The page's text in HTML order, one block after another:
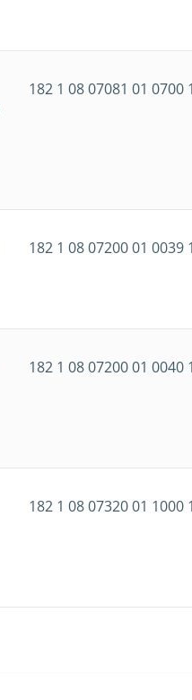
182 1 08 07081 01 0700
182 1 08 07200 01 0039
182 1 08 07200 01 0040
182 1 08 07320 01 1000